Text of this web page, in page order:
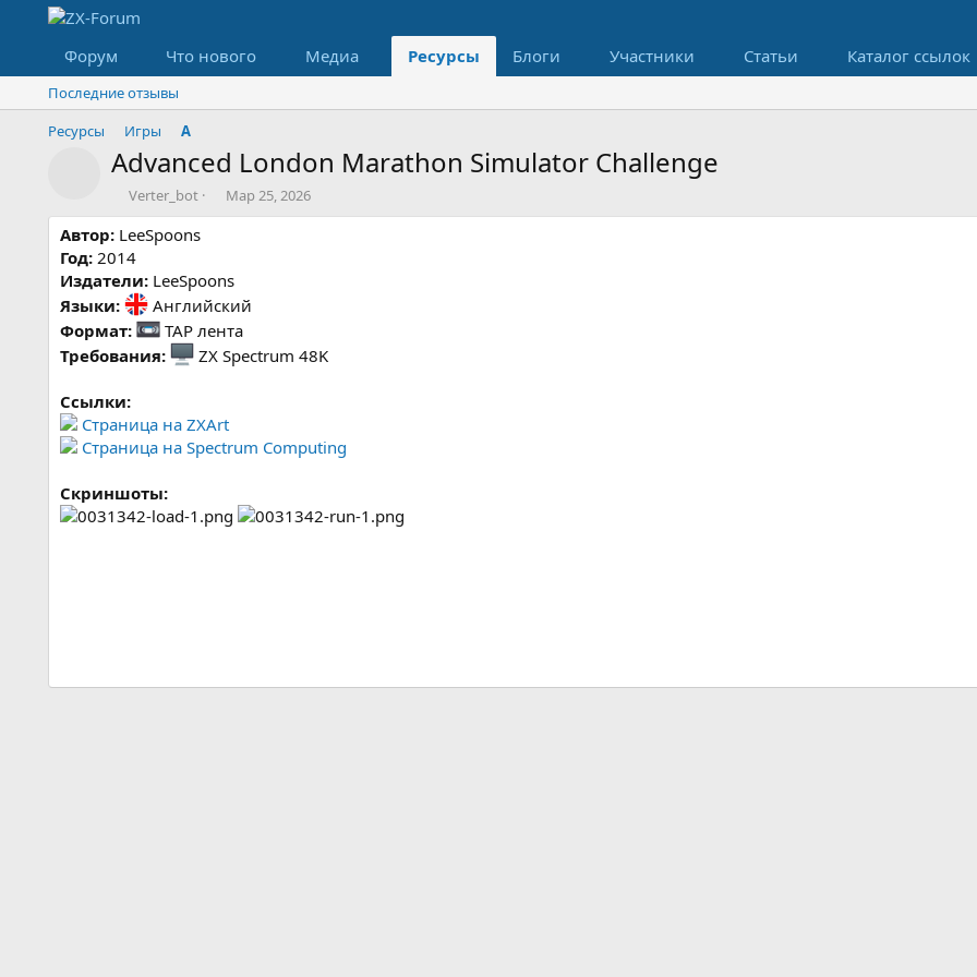
Форум Что нового Медиа Ресурсы Блоги Участники Статьи Каталог ссылок
Последние отзывы
Ресурсы
Игры A
Значок ресурса
Advanced London Marathon Simulator Challenge
А
в
т
о
Verter_bot
Д
а
о
з
д
а
н
Мар 25, 2026
Автор:LeeSpoons
Год:2014
Издатели:LeeSpoons
Языки:
Английский
Формат:
TAP лента
Требования:
ZX Spectrum 48K
Ссылки:
Страница на ZXArt
Страница на Spectrum Computing
Скриншоты: